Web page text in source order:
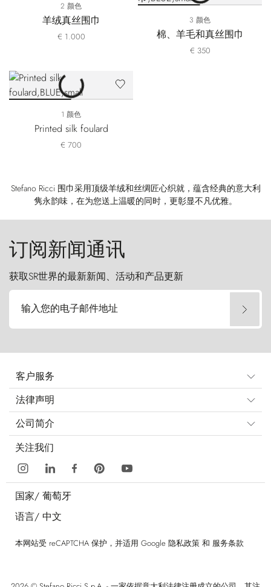
2 颜色
羊绒真丝围巾
€ 1.000
3 颜色
棉、羊毛和真丝围巾
€ 350
1 颜色
Printed silk foulard
€ 700
Stefano Ricci 围巾采用顶级羊绒和丝绸匠心织就，蕴含经典的意大利
隽永韵味，在为您送上温暖的同时，更彰显不凡优雅。
订阅新闻通讯
获取SR世界的最新新闻、活动和产品更新
输入您的电子邮件地址
客户服务
法律声明
公司简介
关注我们
国家/ 葡萄牙
语言/ 中文
本网站受 reCAPTCHA 保护，并适用 Google 隐私政策 和 服务条款